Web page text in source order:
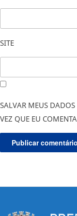
SITE
SALVAR MEUS
VEZ QUE EU